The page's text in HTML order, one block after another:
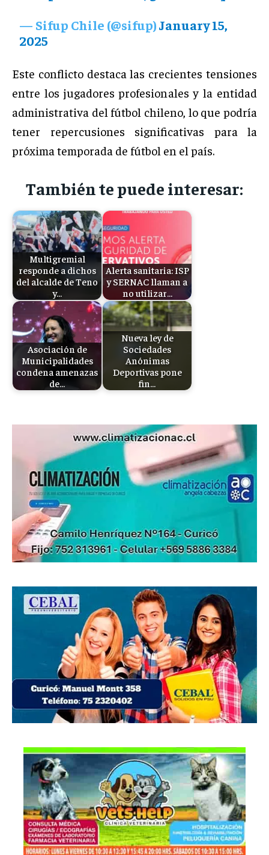
— Sifup Chile (@sifup)January 15,
2025
Este conflicto destaca las crecientes tensiones
entre los jugadores profesionales y la entidad
administrativa del fútbol chileno, lo que podría
tener repercusiones significativas para la
próxima temporada de fútbol en el país.
También te puede interesar:
Multigremial
responde a dichos
del alcalde de Teno
y…
Alerta sanitaria: ISP
y SERNAC llaman a
no utilizar…
Asociación de
Municipalidades
condena amenazas
de…
Nueva ley de
Sociedades
Anónimas
Deportivas pone
fin…